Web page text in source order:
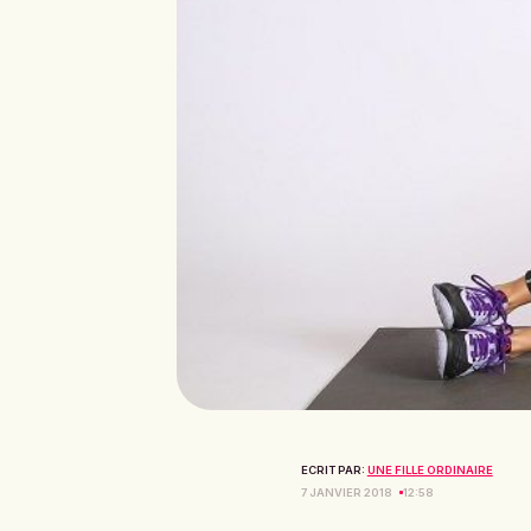
ECRIT PAR: UNE FILLE ORDINAIRE
7 JANVIER 2018
12:58